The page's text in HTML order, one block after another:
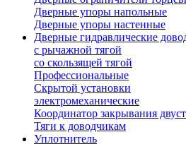
Дверные упоры напольные
Дверные упоры настенные
Дверные гидравлические
с рычажной тягой
со скользящей тягой
Профессиональные
Скрытой установки
электромеханические
Координатор закрывания
Тяги к доводчикам
Уплотнитель